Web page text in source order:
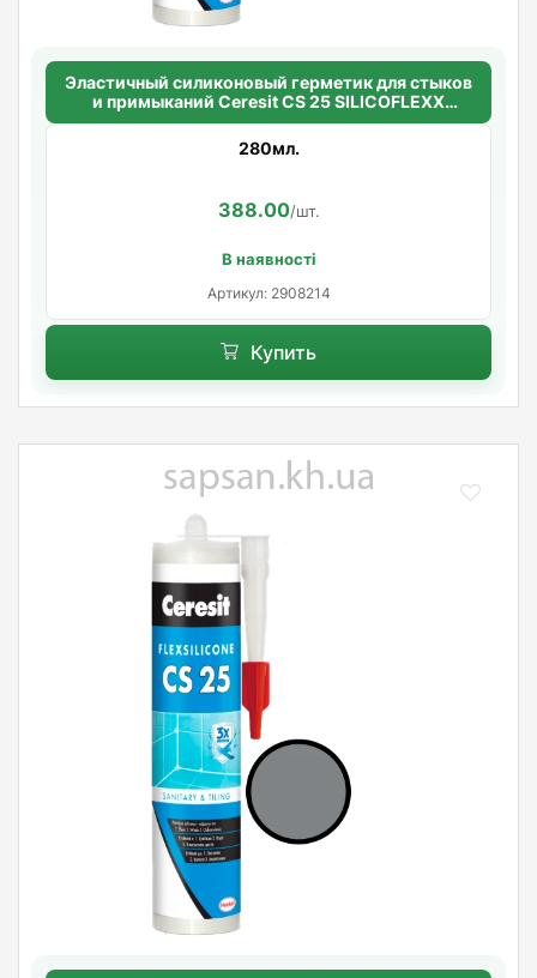
Эластичный силиконовый герметик для стыков
и примыканий Ceresit CS 25 SILICOFLEXX
(жасмин)
280мл.
388.00/шт.
В наявності
Артикул: 2908214
Купить